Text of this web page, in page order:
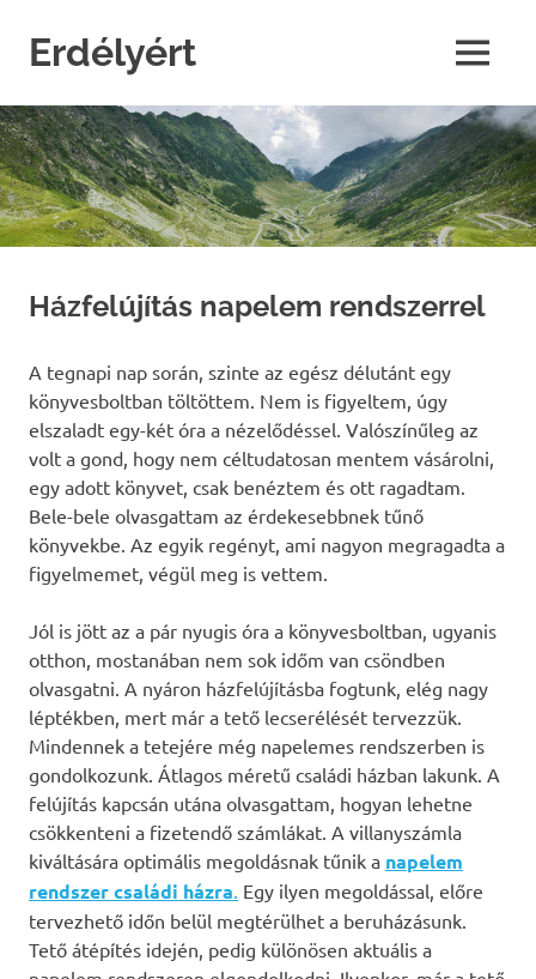
contentErdélyért MENU
Házfelújítás napelem rendszerrel
A tegnapi nap során, szinte az egész délutánt egy
könyvesboltban töltöttem. Nem is figyeltem, úgy
elszaladt egy-két óra a nézelődéssel. Valószínűleg az
volt a gond, hogy nem céltudatosan mentem vásárolni,
egy adott könyvet, csak benéztem és ott ragadtam.
Bele-bele olvasgattam az érdekesebbnek tűnő
könyvekbe. Az egyik regényt, ami nagyon megragadta a
figyelmemet, végül meg is vettem.
Jól is jött az a pár nyugis óra a könyvesboltban, ugyanis
otthon, mostanában nem sok időm van csöndben
olvasgatni. A nyáron házfelújításba fogtunk, elég nagy
léptékben, mert már a tető lecserélését tervezzük.
Mindennek a tetejére még napelemes rendszerben is
gondolkozunk. Átlagos méretű családi házban lakunk. A
felújítás kapcsán utána olvasgattam, hogyan lehetne
csökkenteni a fizetendő számlákat. A villanyszámla
kiváltására optimális megoldásnak tűnik a napelem
rendszer családi házra Egy ilyen megoldással, előre
tervezhető időn belül megtérülhet a beruházásunk.
Tető átépítés idején, pedig különösen aktuális a